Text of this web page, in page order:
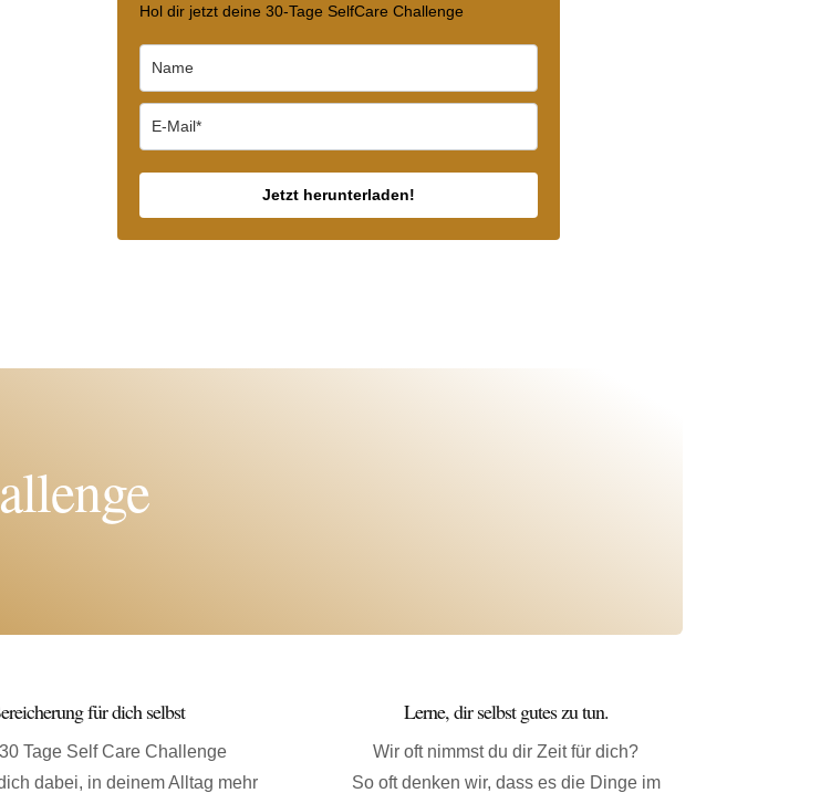
Hol dir jetzt deine 30-Tage SelfCare Challenge
Jetzt herunterladen!
für dich selbst
Tage Self Care Challenge
dabei, in deinem Alltag mehr
Lerne, dir selbst gutes zu tun.
Wir oft nimmst du dir Zeit für dich?
So oft denken wir, dass es die Dinge im